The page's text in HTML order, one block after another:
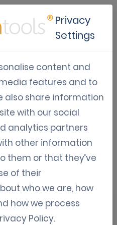
care
OVERZICHT
Privacy
Settings
content and
features and to
also share information
with our social
analytics partners
other information
them or that they’ve
of their
who we are, how
how we process
Policy.